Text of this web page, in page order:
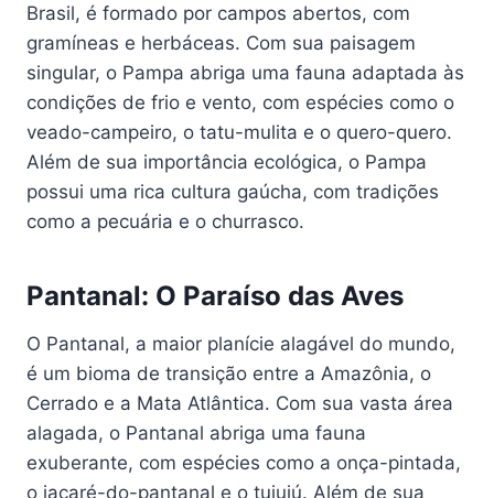
Brasil, é formado por campos abertos, com
gramíneas e herbáceas. Com sua paisagem
singular, o Pampa abriga uma fauna adaptada às
condições de frio e vento, com espécies como o
veado-campeiro, o tatu-mulita e o quero-quero.
Além de sua importância ecológica, o Pampa
possui uma rica cultura gaúcha, com tradições
como a pecuária e o churrasco.
Pantanal: O Paraíso das Aves
O Pantanal, a maior planície alagável do mundo,
é um bioma de transição entre a Amazônia, o
Cerrado e a Mata Atlântica. Com sua vasta área
alagada, o Pantanal abriga uma fauna
exuberante, com espécies como a onça-pintada,
o jacaré-do-pantanal e o tuiuiú. Além de sua